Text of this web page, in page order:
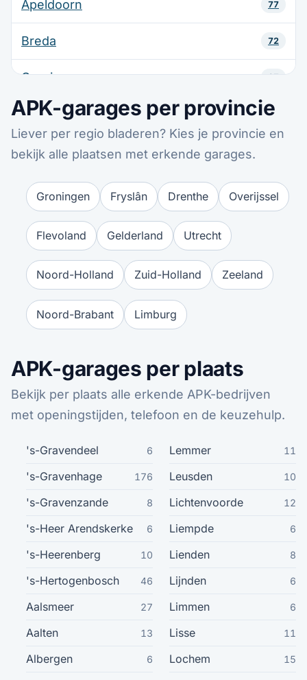
Apeldoorn 77
Breda 72
Groningen 67
Zwolle 60
Enschede
Hengelo 55
Amersfoort
Dordrecht
Nijmegen
Purmerend
Roosendaal
Zoetermeer
Barneveld
Leeuwarden
Ede
APK-garages per provincie
Liever per regio bladeren? Kies je provincie en
bekijk alle plaatsen met erkende garages.
Groningen Fryslân Drenthe Overijssel
Flevoland Gelderland Utrecht
Noord-Holland Zuid-Holland Zeeland
Noord-Brabant Limburg
APK-garages per plaats
Bekijk per plaats alle erkende APK-bedrijven
met openingstijden, telefoon en de keuzehulp.
's-Gravendeel 6
's-Gravenhage 176
's-Gravenzande 8
's-Heer Arendskerke 6
's-Heerenberg 10
's-Hertogenbosch 46
Aalsmeer 27
Aalten 13
Albergen 6
Lemmer 11
Leusden 10
Lichtenvoorde 12
Liempde 6
Lienden 8
Lijnden 6
Limmen 6
Lisse 11
Lochem 15